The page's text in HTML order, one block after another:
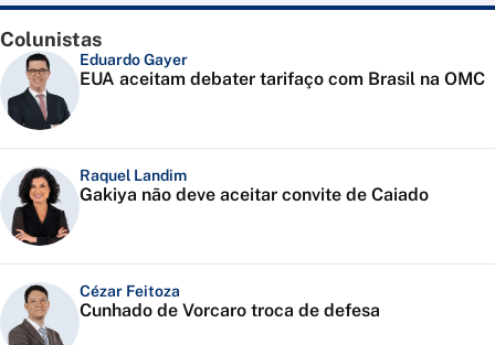
Colunistas
Eduardo Gayer
EUA aceitam debater tarifaço com Brasil na OMC
Raquel Landim
Gakiya não deve aceitar convite de Caiado
Cézar Feitoza
Cunhado de Vorcaro troca de defesa